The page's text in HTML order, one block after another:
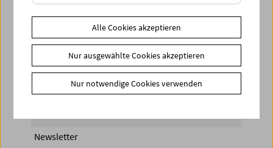
News
Newsletter
Alle Cookies akzeptieren
Nur ausgewählte Cookies akzeptieren
Nur notwendige Cookies verwenden